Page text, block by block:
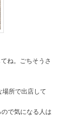
ね。ごちそうさ
所で出店して
で気になる人は